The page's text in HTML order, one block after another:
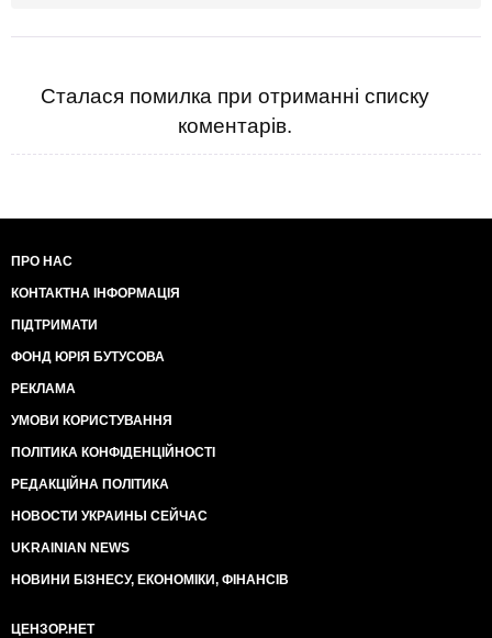
Сталася помилка при отриманні списку
коментарів.
ПРО НАС
КОНТАКТНА ІНФОРМАЦІЯ
ПІДТРИМАТИ
ФОНД ЮРІЯ БУТУСОВА
РЕКЛАМА
УМОВИ КОРИСТУВАННЯ
ПОЛІТИКА КОНФІДЕНЦІЙНОСТІ
РЕДАКЦІЙНА ПОЛІТИКА
НОВОСТИ УКРАИНЫ СЕЙЧАС
UKRAINIAN NEWS
НОВИНИ БІЗНЕСУ, ЕКОНОМІКИ, ФІНАНСІВ
ЦЕНЗОР.НЕТ